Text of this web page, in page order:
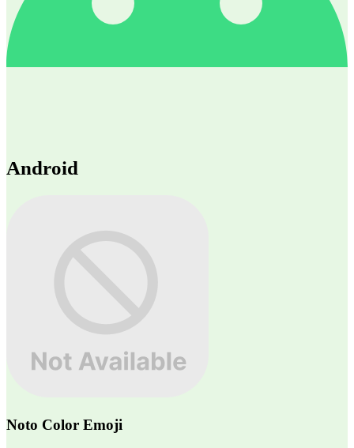
Android
Noto Color Emoji